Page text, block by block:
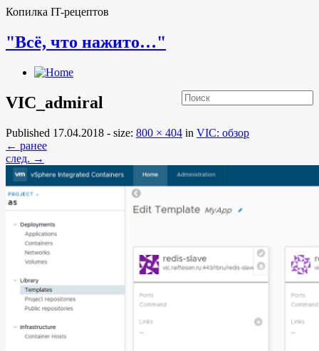
Копилка IT-рецептов
"Всё, что нажито…"
VIC_admiral
Published 17.04.2018 - size: 800 × 404 in VIC: обзор
← ранее
след. →